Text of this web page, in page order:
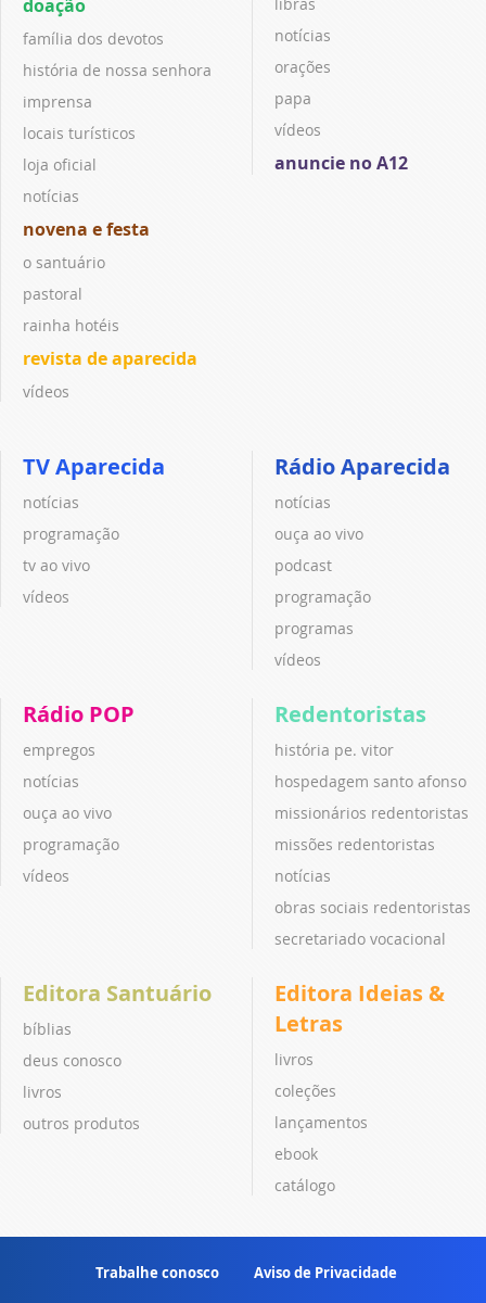
doação
família dos devotos
história de nossa senhora
imprensa
locais turísticos
loja oficial
notícias
novena e festa
o santuário
pastoral
rainha hotéis
revista de aparecida
vídeos
notícias
orações
papa
vídeos
anuncie no A12
TV Aparecida
notícias
programação
tv ao vivo
vídeos
Rádio Aparecida
notícias
ouça ao vivo
podcast
programação
programas
vídeos
Rádio POP
empregos
notícias
ouça ao vivo
programação
vídeos
Redentoristas
história pe. vitor
hospedagem santo afonso
missionários redentoristas
missões redentoristas
notícias
obras sociais redentoristas
secretariado vocacional
Editora Santuário
bíblias
deus conosco
livros
outros produtos
Editora Ideias &
Letras
livros
coleções
lançamentos
ebook
catálogo
Trabalhe conosco Aviso de Privacidade